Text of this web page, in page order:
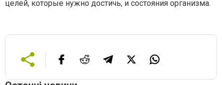
целей, которые нужно достичь, и состояния организма.